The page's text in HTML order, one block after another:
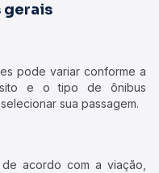
gerais
pode variar conforme a
e o tipo de ônibus
sua passagem.
acordo com a viação,